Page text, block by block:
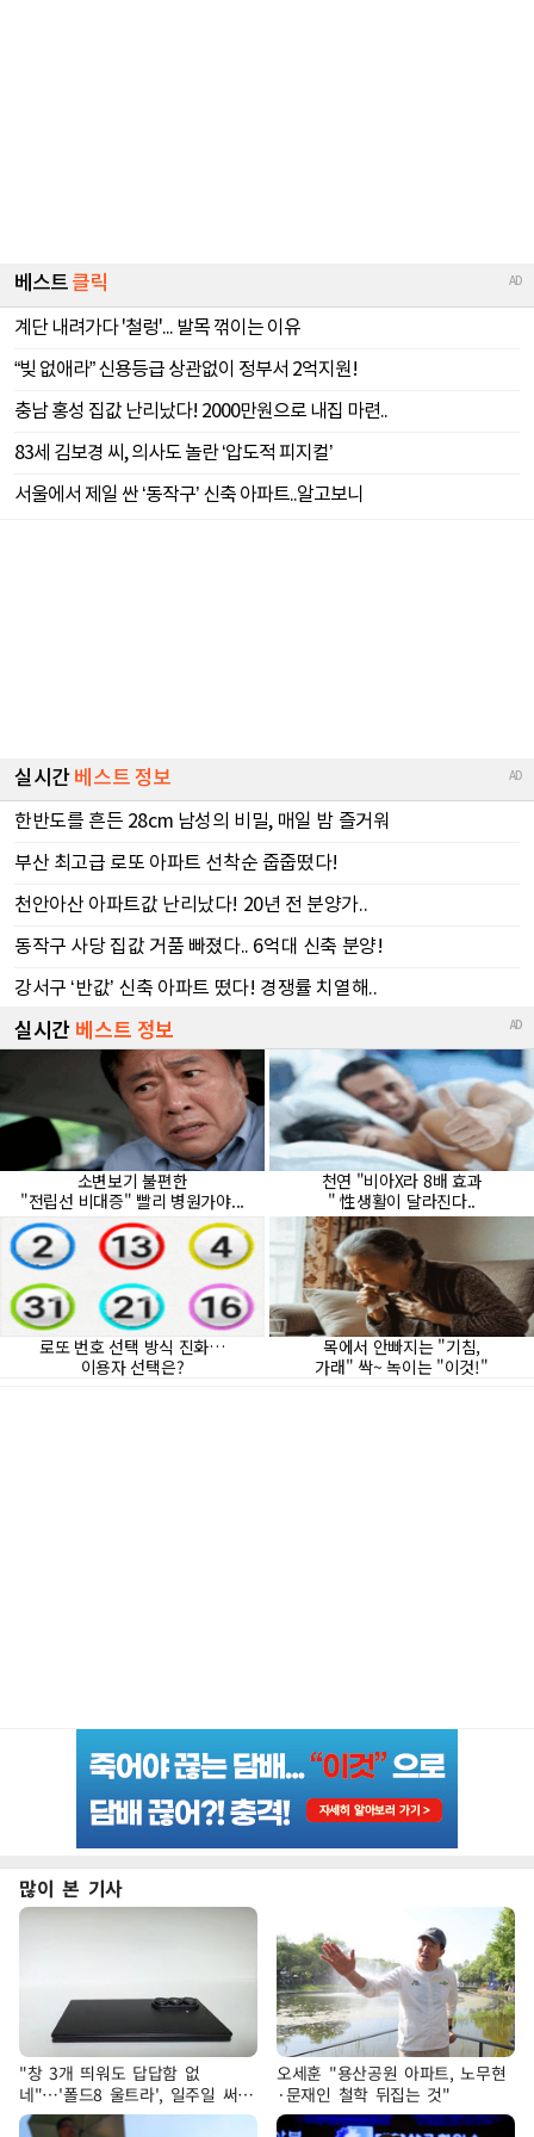
많이 본 기사
"창 3개 띄워도 답답함 없
네"…'폴드8 울트라', 일주일 써보
니
오세훈 "용산공원 아파트, 노무현
·문재인 철학 뒤집는 것"